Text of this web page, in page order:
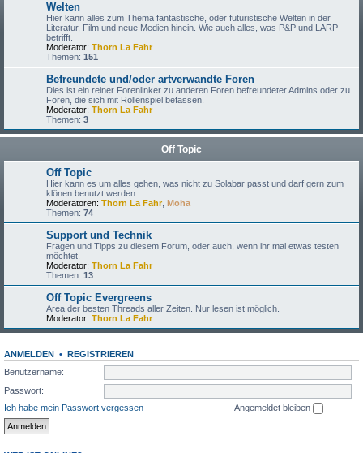
Welten
Hier kann alles zum Thema fantastische, oder futuristische Welten in der
Literatur, Film und neue Medien hinein. Wie auch alles, was P&P und LARP
betrifft.
Moderator: Thorn La Fahr
Themen: 151
Befreundete und/oder artverwandte Foren
Dies ist ein reiner Forenlinker zu anderen Foren befreundeter Admins oder zu
Foren, die sich mit Rollenspiel befassen.
Moderator: Thorn La Fahr
Themen: 3
Off Topic
Off Topic
Hier kann es um alles gehen, was nicht zu Solabar passt und darf gern zum
klönen benutzt werden.
Moderatoren: Thorn La Fahr, Moha
Themen: 74
Support und Technik
Fragen und Tipps zu diesem Forum, oder auch, wenn ihr mal etwas testen
möchtet.
Moderator: Thorn La Fahr
Themen: 13
Off Topic Evergreens
Area der besten Threads aller Zeiten. Nur lesen ist möglich.
Moderator: Thorn La Fahr
ANMELDEN • REGISTRIEREN
Benutzername:
Passwort:
Ich habe mein Passwort vergessen
Angemeldet bleiben